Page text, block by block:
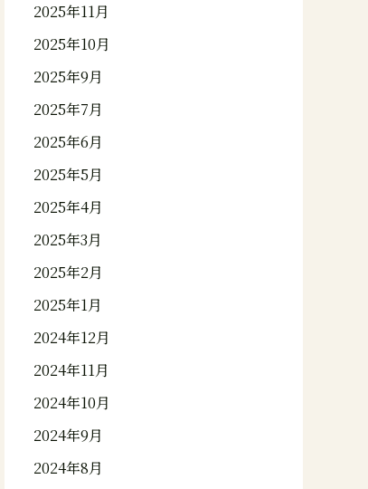
2025年11月
2025年10月
2025年9月
2025年7月
2025年6月
2025年5月
2025年4月
2025年3月
2025年2月
2025年1月
2024年12月
2024年11月
2024年10月
2024年9月
2024年8月